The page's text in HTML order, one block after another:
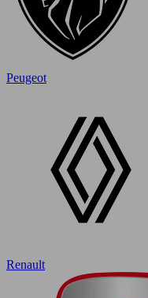
Peugeot
Renault